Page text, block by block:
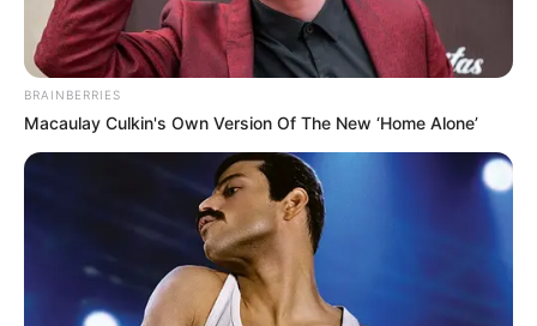
SECRETARÍA DE SALUD
Socialización del proyecto
nuevo y moderno centro
de salud en el barrio El
Topacio
COMUNA 8 DE IBAGUÉ
BRAINBERRIES
Macaulay Culkin's Own Version Of The New ‘Home Alone’